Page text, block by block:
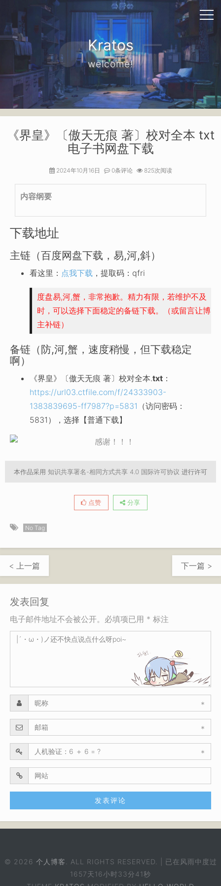
Kratos
welcome!
《界皇》〔傲天无痕 著〕校对全本 txt
电子书网盘下载
2024年10月16日 0条评论 825次阅读
内容纲要
下载地址
主链（百度网盘下载，易,河,斜）
看这里： 点我下载 ，提取码：qfri
度盘易,河,蟹，非常抱歉。精力有限，若维护不及
时，可以选择下面稳定的备链下载。（或留言让博
主补链）
备链（防,河,蟹，速度稍慢，但下载稳定
啊）
《界皇》〔傲天无痕 著〕校对全本.txt ：
https://url03.ctfile.com/f/24333903-
1383839695-ff7987?p=5831 （访问密码：
5831），选择【普通下载】
本作品采用 知识共享署名-相同方式共享 4.0 国际许可协议 进行许可
点赞 分享
No Tag
< 上一篇 下一篇 >
发表回复
电子邮件地址不会被公开。必填项已用 * 标注
*
*
*
© 2026 个人博客 . ALL RIGHTS RESERVED. | 已在风雨中度过
1657天16小时33分41秒